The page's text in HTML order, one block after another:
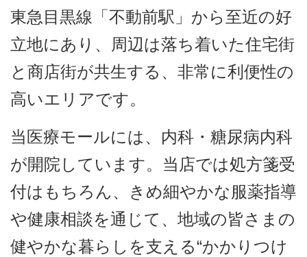
東急目黒線「不動前駅」から至近の好
立地にあり、周辺は落ち着いた住宅街
と商店街が共生する、非常に利便性の
高いエリアです。
当医療モールには、内科・糖尿病内科
が開院しています。当店では処方箋受
付はもちろん、きめ細やかな服薬指導
や健康相談を通じて、地域の皆さまの
健やかな暮らしを支える“かかりつけ